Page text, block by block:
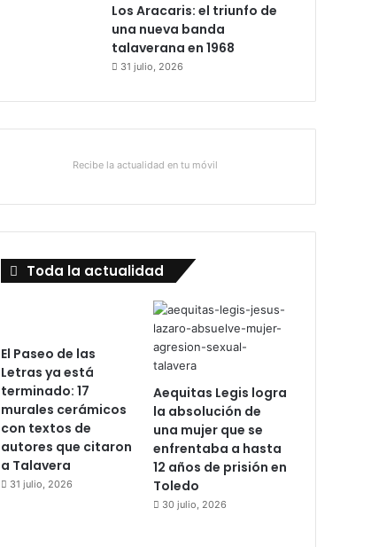
Los Aracaris: el triunfo de
una nueva banda
talaverana en 1968
31 julio, 2026
Recibe la actualidad en tu móvil
Toda la actualidad
El Paseo de las
Letras ya está
terminado: 17
murales cerámicos
con textos de
autores que citaron
a Talavera
31 julio, 2026
Aequitas Legis logra
la absolución de
una mujer que se
enfrentaba a hasta
12 años de prisión en
Toledo
30 julio, 2026